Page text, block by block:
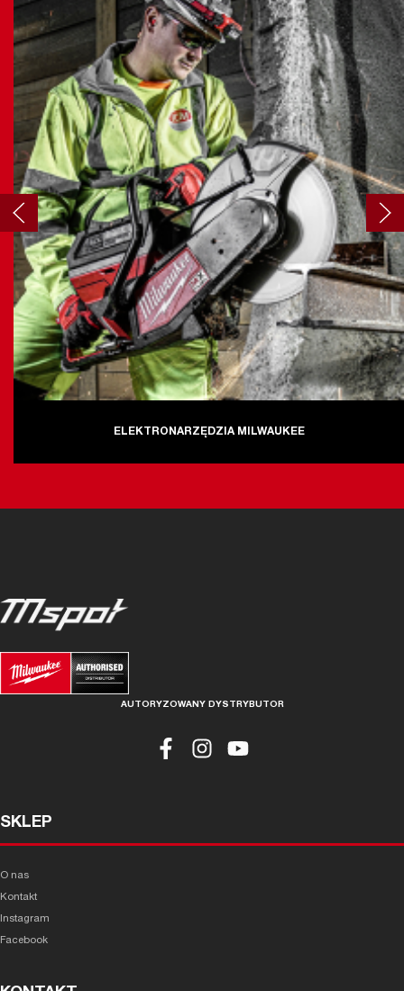
ELEKTRONARZĘDZIA MILWAUKEE
AUTORYZOWANY DYSTRYBUTOR
SKLEP
O nas
Kontakt
Instagram
Facebook